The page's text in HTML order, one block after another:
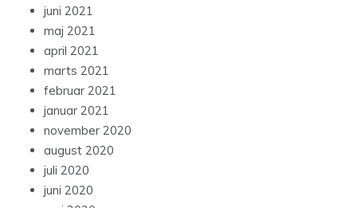
juni 2021
maj 2021
april 2021
marts 2021
februar 2021
januar 2021
november 2020
august 2020
juli 2020
juni 2020